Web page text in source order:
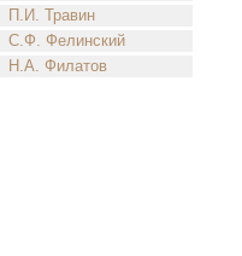
П.И. Травин
С.Ф. Фелинский
Н.А. Филатов